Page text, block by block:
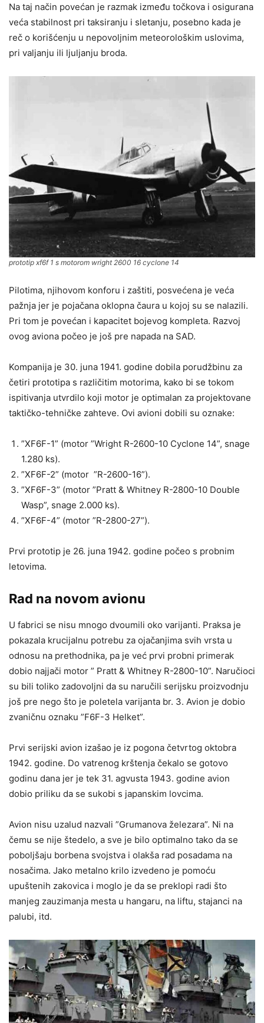
Na taj način povećan je razmak između točkova i osigurana
veća stabilnost pri taksiranju i sletanju, posebno kada je
reč o korišćenju u nepovoljnim meteorološkim uslovima,
pri valjanju ili ljuljanju broda.
prototip xf6f 1 s motorom wright 2600 16 cyclone 14
Pilotima, njihovom konforu i zaštiti, posvećena je veća
pažnja jer je pojačana oklopna čaura u kojoj su se nalazili.
Pri tom je povećan i kapacitet bojevog kompleta. Razvoj
ovog aviona počeo je još pre napada na SAD.
Kompanija je 30. juna 1941. godine dobila porudžbinu za
četiri prototipa s različitim motorima, kako bi se tokom
ispitivanja utvrdilo koji motor je optimalan za projektovane
taktičko-tehničke zahteve. Ovi avioni dobili su oznake:
”XF6F-1” (motor ”Wright R-2600-10 Cyclone 14”, snage
1.280 ks).
”XF6F-2” (motor ”R-2600-16”).
”XF6F-3” (motor ”Pratt & Whitney R-2800-10 Double
Wasp”, snage 2.000 ks).
”XF6F-4” (motor ”R-2800-27”).
Prvi prototip je 26. juna 1942. godine počeo s probnim
letovima.
Rad na novom avionu
U fabrici se nisu mnogo dvoumili oko varijanti. Praksa je
pokazala krucijalnu potrebu za ojačanjima svih vrsta u
odnosu na prethodnika, pa je već prvi probni primerak
dobio najjači motor ” Pratt & Whitney R-2800-10”. Naručioci
su bili toliko zadovoljni da su naručili serijsku proizvodnju
još pre nego što je poletela varijanta br. 3. Avion je dobio
zvaničnu oznaku ”F6F-3 Helket”.
Prvi serijski avion izašao je iz pogona četvrtog oktobra
1942. godine. Do vatrenog krštenja čekalo se gotovo
godinu dana jer je tek 31. agvusta 1943. godine avion
dobio priliku da se sukobi s japanskim lovcima.
Avion nisu uzalud nazvali ”Grumanova železara”. Ni na
čemu se nije štedelo, a sve je bilo optimalno tako da se
poboljšaju borbena svojstva i olakša rad posadama na
nosačima. Jako metalno krilo izvedeno je pomoću
upuštenih zakovica i moglo je da se preklopi radi što
manjeg zauzimanja mesta u hangaru, na liftu, stajanci na
palubi, itd.